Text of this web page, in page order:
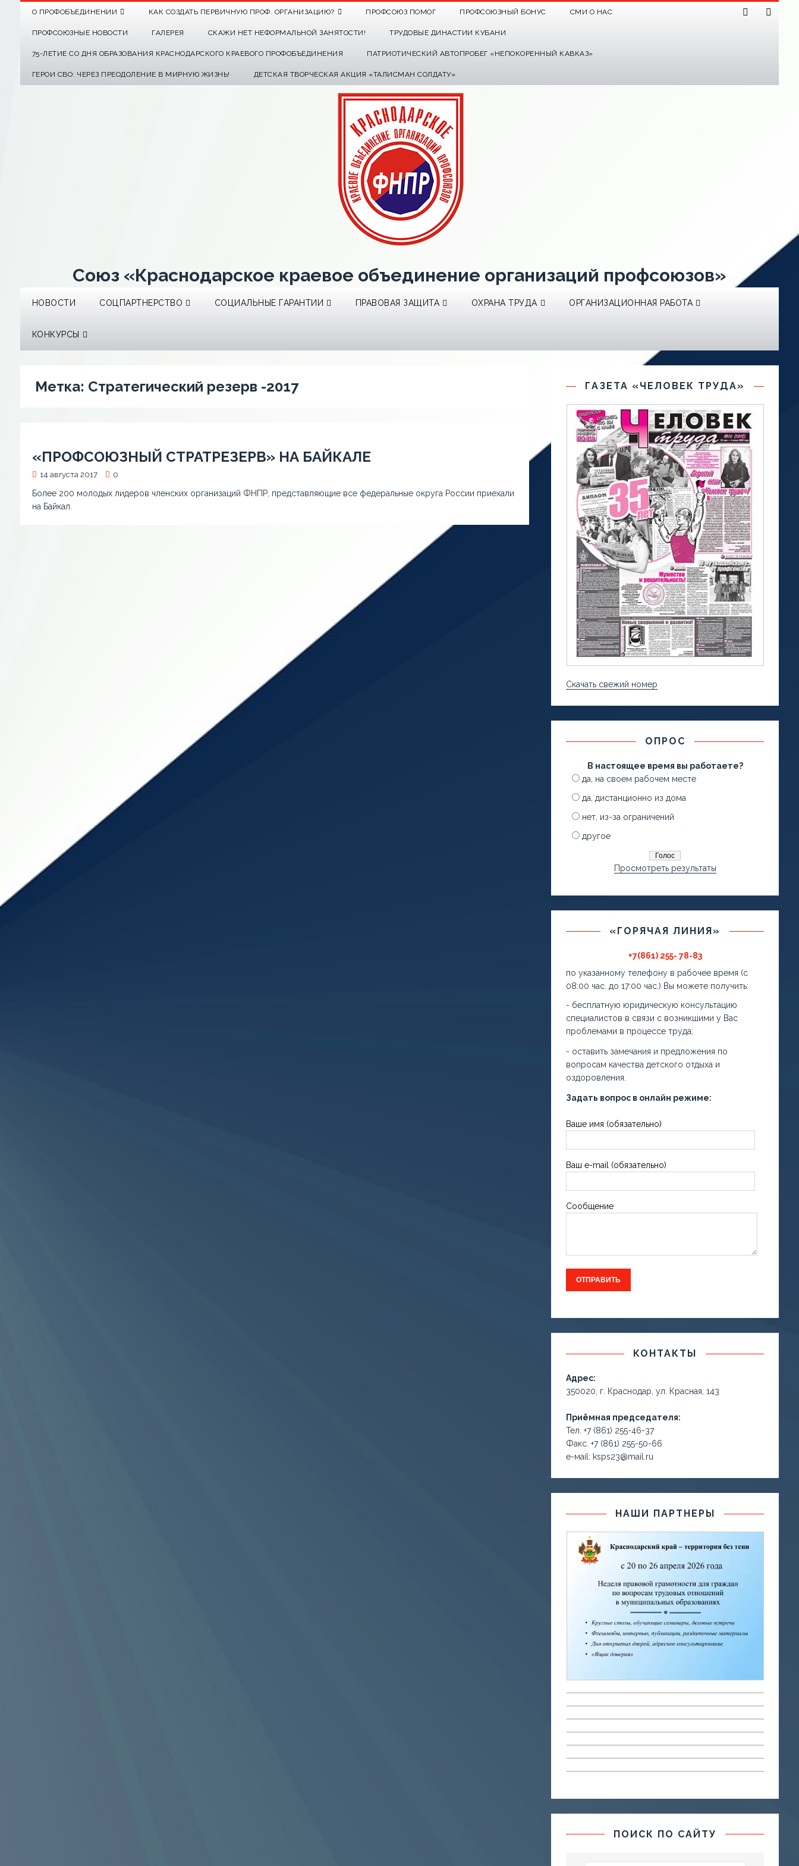
О ПРОФОБЪЕДИНЕНИИ КАК СОЗДАТЬ ПЕРВИЧНУЮ ПРОФ. ОРГАНИЗАЦИЮ? ПРОФСОЮЗ ПОМОГ ПРОФСОЮЗНЫЙ БОНУС СМИ О НАС
ПРОФСОЮЗНЫЕ НОВОСТИ ГАЛЕРЕЯ СКАЖИ НЕТ НЕФОРМАЛЬНОЙ ЗАНЯТОСТИ! ТРУДОВЫЕ ДИНАСТИИ КУБАНИ
75-ЛЕТИЕ СО ДНЯ ОБРАЗОВАНИЯ КРАСНОДАРСКОГО КРАЕВОГО ПРОФОБЪЕДИНЕНИЯ ПАТРИОТИЧЕСКИЙ АВТОПРОБЕГ «НЕПОКОРЕННЫЙ КАВКАЗ»
ГЕРОИ СВО: ЧЕРЕЗ ПРЕОДОЛЕНИЕ В МИРНУЮ ЖИЗНЬ! ДЕТСКАЯ ТВОРЧЕСКАЯ АКЦИЯ «ТАЛИСМАН СОЛДАТУ»
Союз «Краснодарское краевое объединение организаций профсоюзов»
НОВОСТИ СОЦПАРТНЕРСТВО СОЦИАЛЬНЫЕ ГАРАНТИИ ПРАВОВАЯ ЗАЩИТА ОХРАНА ТРУДА ОРГАНИЗАЦИОННАЯ РАБОТА
КОНКУРСЫ
Метка: Стратегический резерв -2017
«ПРОФСОЮЗНЫЙ СТРАТРЕЗЕРВ» НА БАЙКАЛЕ
14 августа 2017 0
Более 200 молодых лидеров членских организаций ФНПР, представляющие все федеральные округа России приехали
на Байкал.
ГАЗЕТА «ЧЕЛОВЕК ТРУДА»
Скачать свежий номер
ОПРОС
В настоящее время вы работаете?
да, на своем рабочем месте
да, дистанционно из дома
нет, из-за ограничений
другое
Просмотреть результаты
«ГОРЯЧАЯ ЛИНИЯ»
+7(861) 255- 78-83
по указанному телефону в рабочее время (с
08:00 час. до 17:00 час.) Вы можете получить:
- бесплатную юридическую консультацию
специалистов в связи с возникшими у Вас
проблемами в процессе труда;
- оставить замечания и предложения по
вопросам качества детского отдыха и
оздоровления.
Задать вопрос в онлайн режиме:
Ваше имя (обязательно)
Ваш e-mail (обязательно)
Сообщение
КОНТАКТЫ
Адрес:
350020, г. Краснодар, ул. Красная, 143
Приёмная председателя:
Тел. +7 (861) 255-46-37
Факс. +7 (861) 255-50-66
е-маil: ksps23@mail.ru
НАШИ ПАРТНЕРЫ
ПОИСК ПО САЙТУ